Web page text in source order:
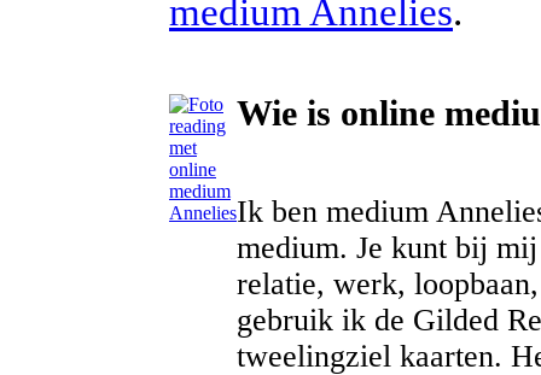
medium Annelies.
Wie is online
Ik ben medium
medium. Je kunt bij
relatie, werk,
gebruik ik de Gilded
tweelingziel kaarten.